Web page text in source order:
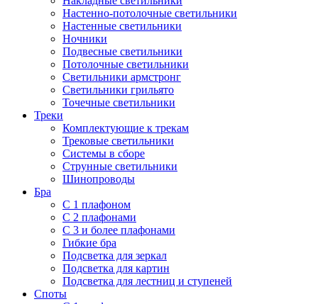
Настенно-потолочные светильники
Настенные светильники
Ночники
Подвесные светильники
Потолочные светильники
Светильники армстронг
Светильники грильято
Точечные светильники
Треки
Комплектующие к трекам
Трековые светильники
Системы в сборе
Струнные светильники
Шинопроводы
Бра
С 1 плафоном
С 2 плафонами
С 3 и более плафонами
Гибкие бра
Подсветка для зеркал
Подсветка для картин
Подсветка для лестниц и ступеней
Споты